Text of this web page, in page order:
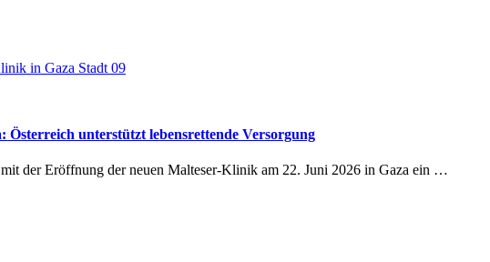
unterstützt lebensrettende Versorgung
der Eröffnung der neuen Malteser-Klinik am 22. Juni 2026 in Gaza ein …